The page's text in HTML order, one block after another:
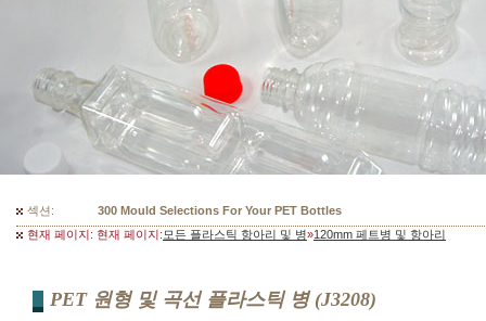
섹션:
300 Mould Selections For Your PET Bottles
현재 페이지: 현재 페이지: 모든 플라스틱 항아리 및 병»120mm 페트병 및 항아리
PET 원형 및 곡선 플라스틱 병 (J3208)